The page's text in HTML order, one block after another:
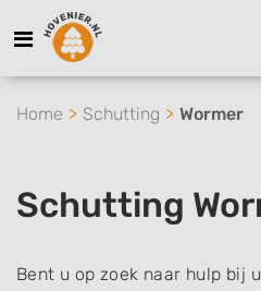
Home Schutting Wormer
Schutting
Bent u op zoek naar hulp bij